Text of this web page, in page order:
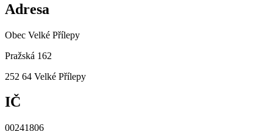
Adresa
Obec Velké Přílepy
Pražská 162
252 64 Velké Přílepy
IČ
00241806